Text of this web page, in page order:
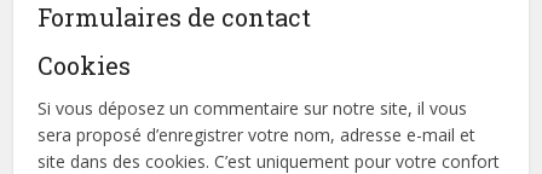
Formulaires de contact
Cookies
Si vous déposez un commentaire sur notre site, il vous
sera proposé d’enregistrer votre nom, adresse e-mail et
site dans des cookies. C’est uniquement pour votre confort